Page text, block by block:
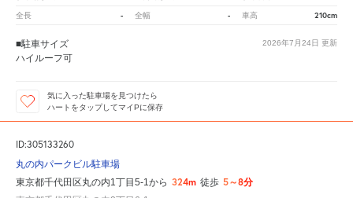
全長 - 全幅 - 車高 210cm
2026年7月24日 更新
■駐車サイズ
ハイルーフ可
気に入った駐車場を見つけたら
ハートをタップしてマイPに保存
ID:305133260
丸の内パークビル駐車場
東京都千代田区丸の内1丁目5-1から 324m 徒歩 5～8分